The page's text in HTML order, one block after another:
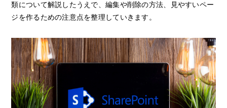
類について解説したうえで、編集や削除の方法、見やすいペー
ジを作るための注意点を整理していきます。